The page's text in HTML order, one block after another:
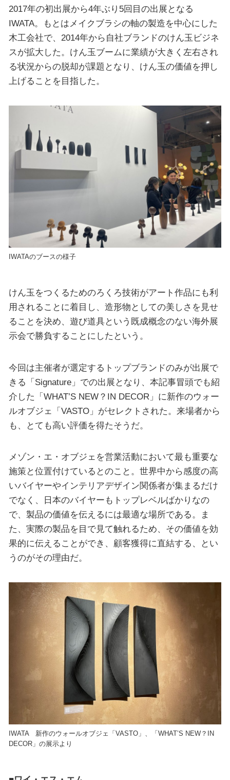
2017年の初出展から4年ぶり5回目の出展となる
IWATA。もとはメイクブラシの軸の製造を中心にした
木工会社で、2014年から自社ブランドのけん玉ビジネ
スが拡大した。けん玉ブームに業績が大きく左右され
る状況からの脱却が課題となり、けん玉の価値を押し
上げることを目指した。
IWATAのブースの様子
けん玉をつくるためのろくろ技術がアート作品にも利
用されることに着目し、造形物としての美しさを見せ
ることを決め、遊び道具という既成概念のない海外展
示会で勝負することにしたという。
今回は主催者が選定するトップブランドのみが出展で
きる「Signature」での出展となり、本記事冒頭でも紹
介した「WHAT’S NEW？IN DECOR」に新作のウォー
ルオブジェ「VASTO」がセレクトされた。来場者から
も、とても高い評価を得たそうだ。
メゾン・エ・オブジェを営業活動において最も重要な
施策と位置付けているとのこと。世界中から感度の高
いバイヤーやインテリアデザイン関係者が集まるだけ
でなく、日本のバイヤーもトップレベルばかりなの
で、製品の価値を伝えるには最適な場所である。ま
た、実際の製品を目で見て触れるため、その価値を効
果的に伝えることができ、顧客獲得に直結する、とい
うのがその理由だ。
IWATA 新作のウォールオブジェ「VASTO」、「WHAT’S NEW？IN
DECOR」の展示より